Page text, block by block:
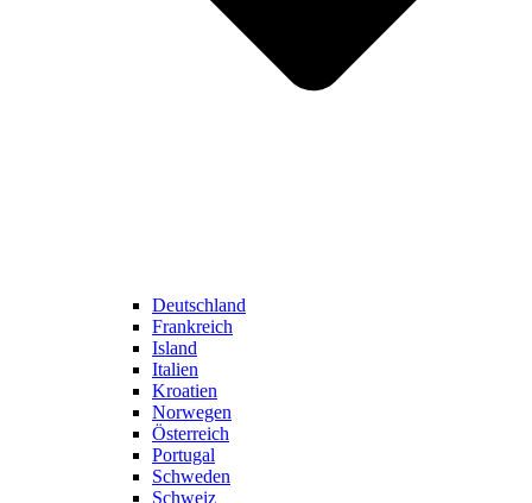
Deutschland
Frankreich
Island
Italien
Kroatien
Norwegen
Österreich
Portugal
Schweden
Schweiz